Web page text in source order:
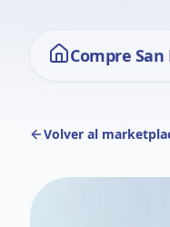
Compre
Volver al